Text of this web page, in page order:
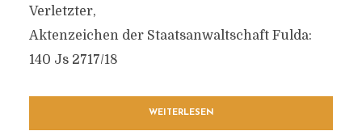
Verletzter,
Aktenzeichen der Staatsanwaltschaft Fulda:
140 Js 2717/18
WEITERLESEN